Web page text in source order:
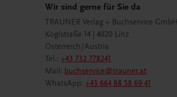
Wir sind gerne für Sie da
TRAUNER Verlag + Buchservice GmbH
Köglstraße 14 | 4020 Linz
Österreich/Austria
Tel.:+43 732 778241
Mail: buchservice@trauner.at
WhatsApp:+43 664 88 58 69 41